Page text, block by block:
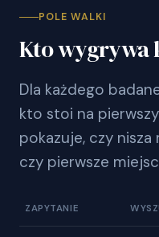
POLE WALKI
Kto wygrywa
Dla każdego
kto stoi na
pokazuje, czy
czy pierwsze
ZAPYTANIE